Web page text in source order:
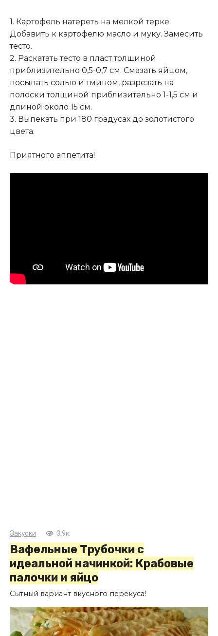
1. Картофель натереть на мелкой терке.
Добавить к картофелю масло и муку. Замесить
тесто.
2. Раскатать тесто в пласт толщиной
приблизительно 0,5-0,7 см. Смазать яйцом,
посыпать солью и тмином, разрезать на
полоски толщиной приблизительно 1-1,5 см и
длиной около 15 см.
3. Выпекать при 180 градусах до золотистого
цвета.
Приятного аппетита!
Закуски 3.9к.
Вафельные Трубочки с
идеальной начинкой: Крабовые
палочки и яйцо
Сытный вариант вкусного перекуса!